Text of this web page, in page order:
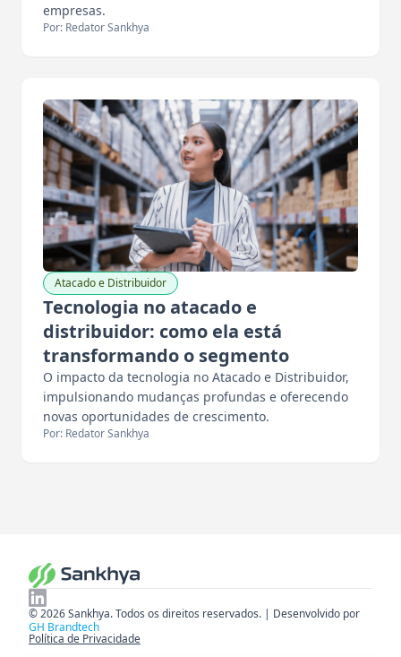
empresas.
Por: Redator Sankhya
Atacado e Distribuidor
Tecnologia no atacado e
distribuidor: como ela está
transformando o segmento
O impacto da tecnologia no Atacado e Distribuidor,
impulsionando mudanças profundas e oferecendo
novas oportunidades de crescimento.
Por: Redator Sankhya
© 2026 Sankhya. Todos os direitos reservados. | Desenvolvido por
GH Brandtech
Política de Privacidade